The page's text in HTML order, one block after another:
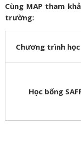
Cùng MAP tham
trường:
Chương trình
Học bổng